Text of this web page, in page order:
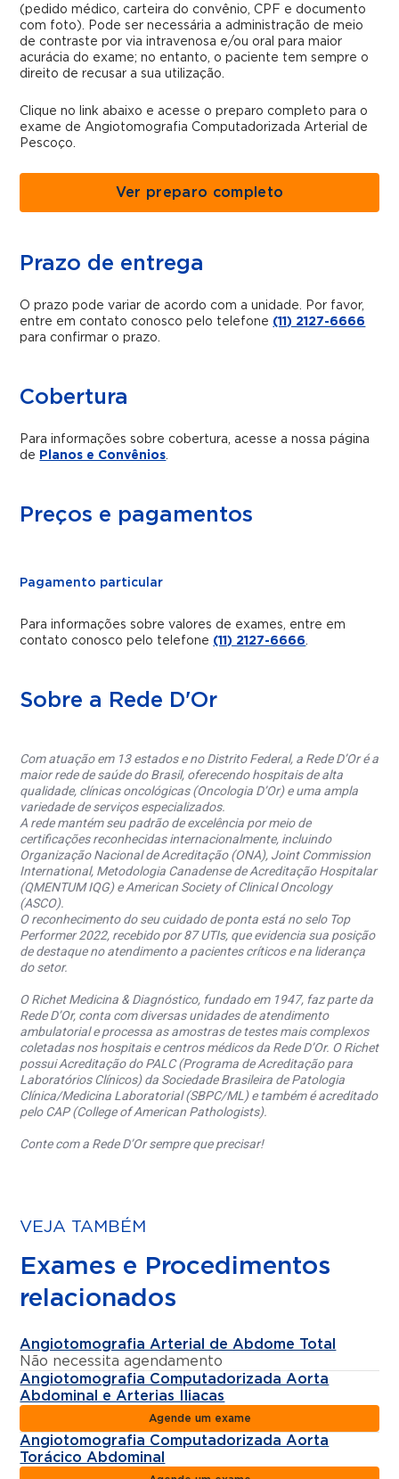
(pedido médico, carteira do convênio, CPF e documento
com foto). Pode ser necessária a administração de meio
de contraste por via intravenosa e/ou oral para maior
acurácia do exame; no entanto, o paciente tem sempre o
direito de recusar a sua utilização.
Clique no link abaixo e acesse o preparo completo para o
exame de Angiotomografia Computadorizada Arterial de
Pescoço.
Ver preparo completo
Prazo de entrega
O prazo pode variar de acordo com a unidade. Por favor,
entre em contato conosco pelo telefone (11) 2127-6666
para confirmar o prazo.
Cobertura
Para informações sobre cobertura, acesse a nossa página
de Planos e Convênios.
Preços e pagamentos
Pagamento particular
Para informações sobre valores de exames, entre em
contato conosco pelo telefone (11) 2127-6666.
Sobre a Rede D'Or
Com atuação em 13 estados e no Distrito Federal, a Rede D’Or é a
maior rede de saúde do Brasil, oferecendo hospitais de alta
qualidade, clínicas oncológicas (Oncologia D’Or) e uma ampla
variedade de serviços especializados.
A rede mantém seu padrão de excelência por meio de
certificações reconhecidas internacionalmente, incluindo
Organização Nacional de Acreditação (ONA), Joint Commission
International, Metodologia Canadense de Acreditação Hospitalar
(QMENTUM IQG) e American Society of Clinical Oncology
(ASCO).
O reconhecimento do seu cuidado de ponta está no selo Top
Performer 2022, recebido por 87 UTIs, que evidencia sua posição
de destaque no atendimento a pacientes críticos e na liderança
do setor.
O Richet Medicina & Diagnóstico, fundado em 1947, faz parte da
Rede D’Or, conta com diversas unidades de atendimento
ambulatorial e processa as amostras de testes mais complexos
coletadas nos hospitais e centros médicos da Rede D’Or. O Richet
possui Acreditação do PALC (Programa de Acreditação para
Laboratórios Clínicos) da Sociedade Brasileira de Patologia
Clínica/Medicina Laboratorial (SBPC/ML) e também é acreditado
pelo CAP (College of American Pathologists).
Conte com a Rede D’Or sempre que precisar!
VEJA TAMBÉM
Exames e Procedimentos
relacionados
Angiotomografia Arterial de Abdome Total
Não necessita agendamento
Angiotomografia Computadorizada Aorta
Abdominal e Arterias Iliacas
Agende um exame
Angiotomografia Computadorizada Aorta
Torácico Abdominal